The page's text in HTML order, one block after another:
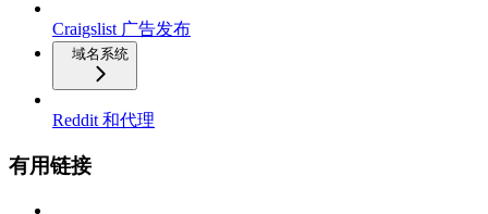
Craigslist 广告发布
域名系统
Reddit 和代理
有用链接